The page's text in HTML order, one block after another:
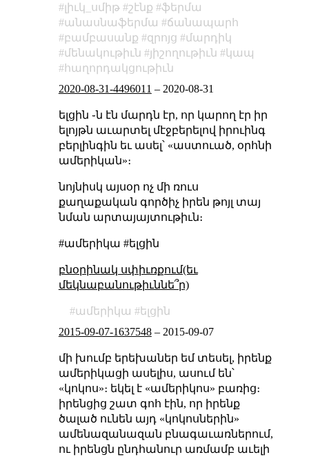
լիւկ_սմիթ
շէնք
ֆերմա
անասնաֆերմա
ճանապարհ
բամբասանք
զրոյց
մարդիկ
մենակութիւն
յիշողութիւն
կապ
հաղորդակցութիւն
2020-08-31-4496011 – 2020-08-31
ելցին ֊ն էն մարդն էր, որ կարող էր իր
ելոյթն աւարտել մէջբերելով իրուինգ
բերլինգին եւ ասել՝ «աստուած, օրհնի
ամերիկան»։
նոյնիսկ այսօր ոչ մի ռուս
քաղաքական գործիչ իրեն թոյլ տայ
նման արտայայտութիւն։
#ամերիկա #ելցին
բնօրինակ սփիւռքում(եւ
մեկնաբանութիւննե՞ր)
ամերիկա
ելցին
2015-09-07-1637548– 2015-09-07
մի խումբ երեխաներ եմ տեսել, իրենք
ամերիկացի ասելիս, ասում են՝
«կոկոս»։ եկել է «ամերիկոս» բառից։
իրենցից շատ գոհ էին, որ իրենք
ծալած ունեն այդ «կոկոսներին»
ամենազանազան բնագաւառներում,
ու իրենցն ընդհանուր առմամբ աւելի